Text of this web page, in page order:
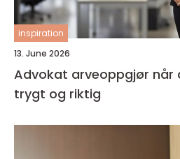
inspiration
13. June 2026
Advokat arveoppgjør når arven skal fordeles
trygt og riktig